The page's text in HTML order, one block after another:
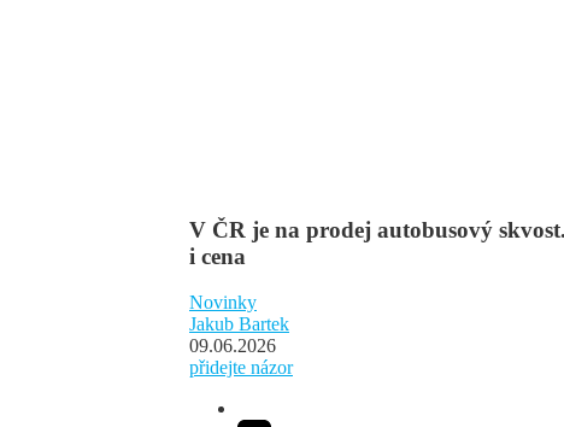
V ČR je na prodej autobusový
i cena
Novinky
Jakub Bartek
09.06.2026
přidejte názor